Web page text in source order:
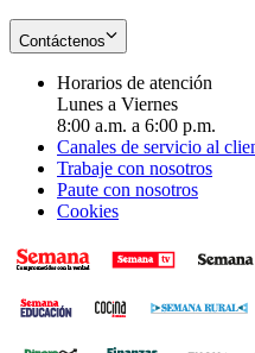
Contáctenos
Horarios de atención
Lunes a Viernes
8:00 a.m. a 6:00 p.m.
Canales de servicio al
Trabaje con nosotros
Paute con nosotros
Cookies